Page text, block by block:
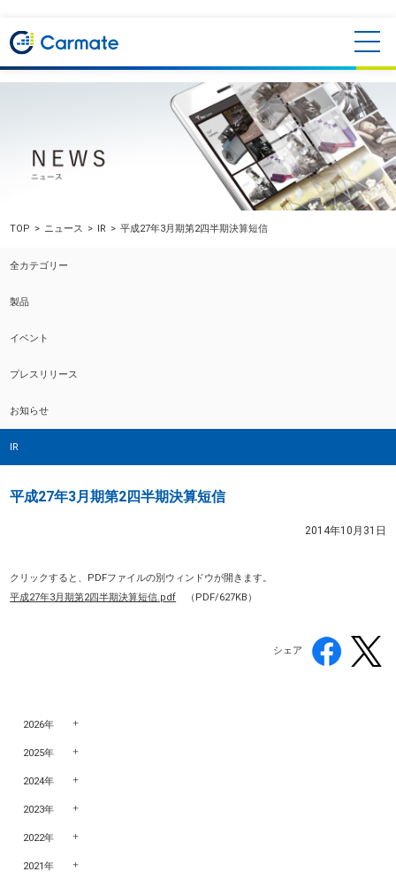
TOP ニュース IR 平成27年3月期第2四半期決算短信
全カテゴリー
製品
イベント
プレスリリース
お知らせ
IR
平成27年3月期第2四半期決算短信
2014年10月31日
クリックすると、PDFファイルの別ウィンドウが開きます。
平成27年3月期第2四半期決算短信.pdf （PDF/627KB）
シェア
2026年
2025年
2024年
2023年
2022年
2021年